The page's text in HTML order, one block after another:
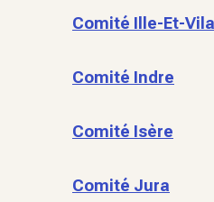
Comité Ille-Et-
Comité Indre
Comité Isère
Comité Jura